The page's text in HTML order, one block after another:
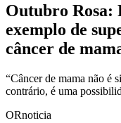
Outubro Rosa:
exemplo de
câncer de
“Câncer de mama não é
contrário, é uma
ORnoticia